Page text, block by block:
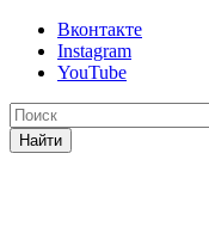
Вконтакте
Instagram
YouTube
Найти